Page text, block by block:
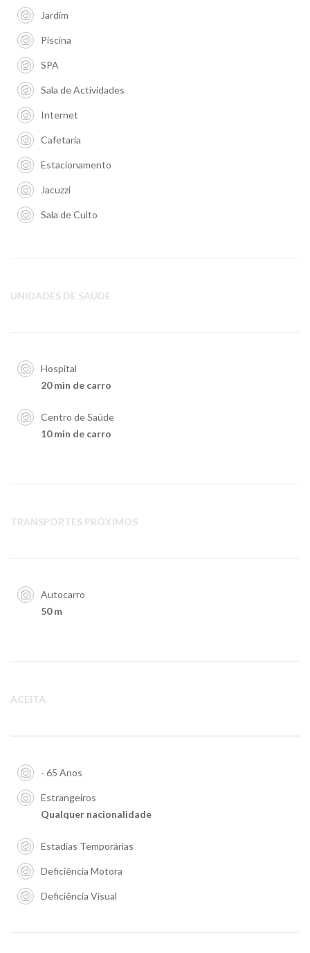
Jardim
Piscina
SPA
Sala de Actividades
Internet
Cafetaria
Estacionamento
Jacuzzi
Sala de Culto
UNIDADES DE SAÚDE
Hospital
20 min de carro
Centro de Saúde
10 min de carro
TRANSPORTES PRÓXIMOS
Autocarro
50 m
ACEITA
- 65 Anos
Estrangeiros
Qualquer nacionalidade
Estadias Temporárias
Deficiência Motora
Deficiência Visual